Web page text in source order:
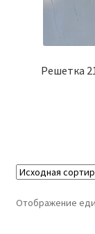
Решетка
Отображение